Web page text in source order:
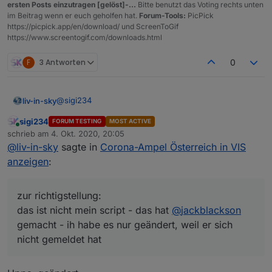
ersten Posts einzutragen [gelöst]-... Bitte benutzt das Voting rechts unten
im Beitrag wenn er euch geholfen hat. Forum-Tools: PicPick
https://picpick.app/en/download/ und ScreenToGif
https://www.screentogif.com/downloads.html
F 3 Antworten 0
liv-in-sky@sigi234
zur richtigstellung:
das ist nicht mein script - das hat
gemacht - ih habe es nur geändert, weil er sich nicht
zum thema sortieren
nach was sortieren ?warnstufe, gkz, ort ?
wissen, was in den nachbargebieten von meinem
standort los ist (bzw, arbeit verwandschaft,..) - in der
vis: eine ampel für meinen standort und außenrum
die nachbar-gebiete als farbige punkte (oder kleine
ampeln) - das bedeutet, anstatt einen bereich zu
Online
sigi234 FORUM TESTING MOST ACTIVE
schrieb am 4. Okt. 2020, 20:05
zuletzt editiert von
@liv-in-sky sagte in Corona-Ampel Österreich in VIS
anzeigen:
zur richtigstellung:
das ist nicht mein script - das hat @jackblackson
gemacht - ih habe es nur geändert, weil er sich
nicht gemeldet hat